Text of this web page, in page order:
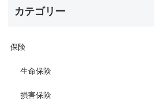
カテゴリー
保険
生命保険
損害保険